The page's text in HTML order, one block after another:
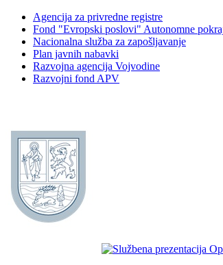
Agencija za privredne registre
Fond "Evropski poslovi" Autonomne
Nacionalna služba za zapošljavanje
Plan javnih nabavki
Razvojna agencija Vojvodine
Razvojni fond APV